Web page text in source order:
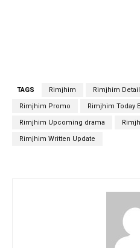
TAGS Rimjhim Rimjhim
Rimjhim Promo Rimjhim Today
Rimjhim Upcoming drama
Rimjhim Written Update